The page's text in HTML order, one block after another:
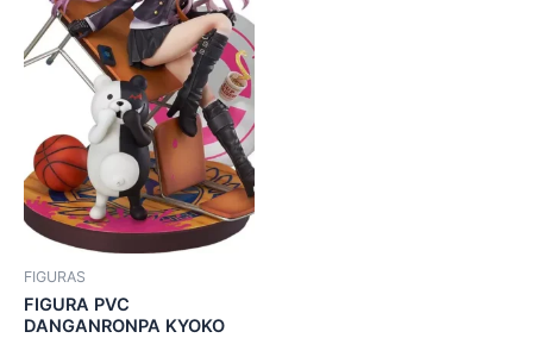
FIGURAS
FIGURA PVC
DANGANRONPA KYOKO